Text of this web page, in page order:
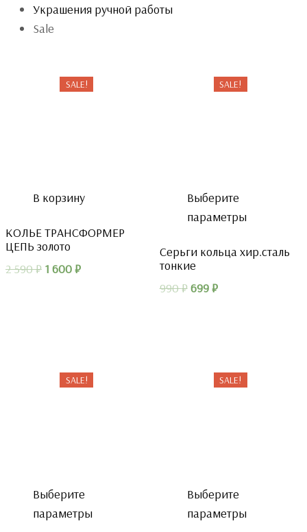
Украшения ручной работы
Sale
SALE!
В корзину
КОЛЬЕ ТРАНСФОРМЕР
ЦЕПЬ золото
2 590₽ Первоначальная
1 600₽Текущая
SALE!
Выберите
параметры
Серьги кольца хир.сталь
тонкие
990₽Первоначальная
699₽Текущая
SALE!
Выберите
параметры
SALE!
Выберите
параметры